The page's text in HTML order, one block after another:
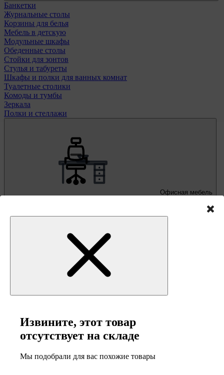
Банкетки
Журнальные столы
Корзины для белья
Мебель в детскую
Модульные шкафы
Обеденные столы
Стойки для зонтов
Стулья и табуреты
Шкафы и полки для ванных комнат
Туалетные столики
Комоды и тумбы
Зеркала
Полки и стеллажи
Офисная мебель
Письменные и компьютерные столы
Извините, этот товар
отсутствует на складе
Мы подобрали для вас похожие товары